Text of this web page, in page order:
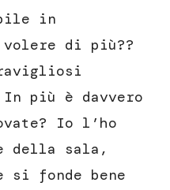
in
di più??
più è davvero
Io l’ho
della sala,
si fonde bene